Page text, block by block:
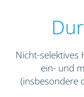
Nicht-selektives
ein- und
(insbesondere